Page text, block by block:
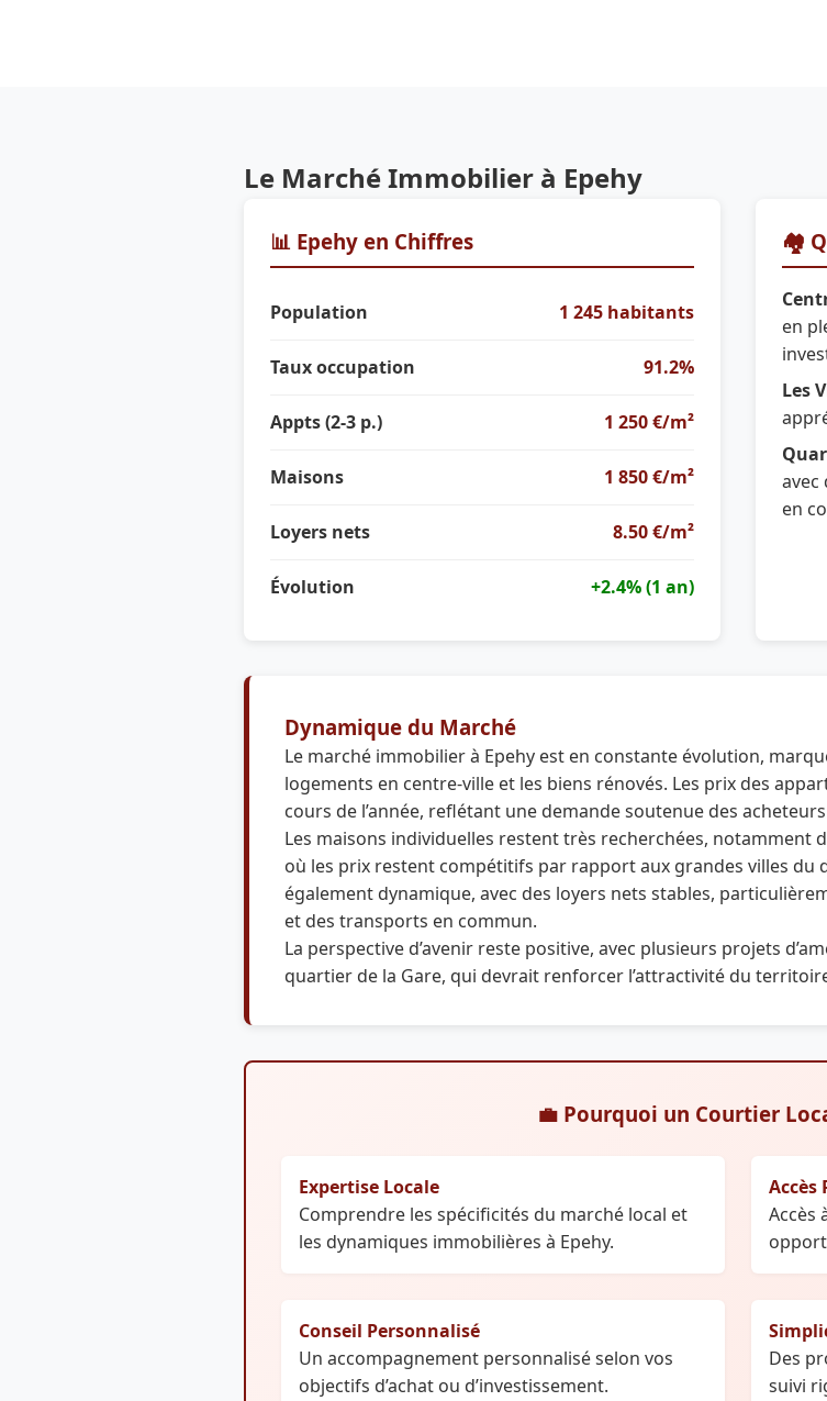
Le Marché Immobilier à Epehy
📊 Epehy en Chiffres
Population 1 245 habitants
Taux occupation 91.2%
Appts (2-3 p.) 1 250 €/m²
Maisons 1 850 €/m²
Loyers nets 8.50 €/m²
Évolution +2.4% (1 an)
🏘️
en
Les
avec
en
Dynamique du Marché
Le marché immobilier à Epehy est en constante évolution,
logements en centre-ville et les biens rénovés. Les prix des
cours de l’année, reflétant une demande soutenue des
Les maisons individuelles restent très recherchées, notamment
où les prix restent compétitifs par rapport aux grandes villes du
également dynamique, avec des loyers nets stables,
et des transports en commun.
La perspective d’avenir reste positive, avec plusieurs projets
quartier de la Gare, qui devrait renforcer l’attractivité du
💼 Pourquoi un Courtier
Expertise Locale
Comprendre les spécificités du marché local et
les dynamiques immobilières à Epehy.
Accès
Conseil Personnalisé
Un accompagnement personnalisé selon vos
objectifs d’achat ou d’investissement.
Des
suivi